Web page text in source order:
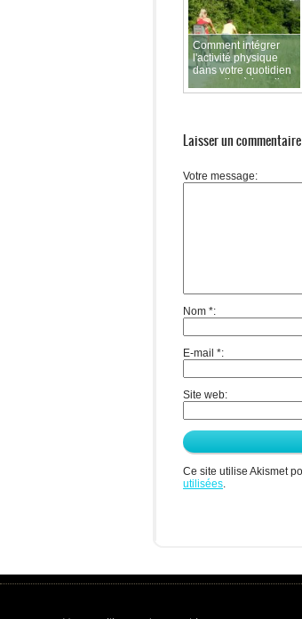
Comment intégrer
l'activité physique
dans votre quotidien
sans aller à la salle
de sport
Laisser un commentaire
Votre message
Nom *
E-mail *
Site web
Ce site utilise Akismet
utilisées.